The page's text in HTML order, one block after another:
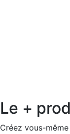
Le +
Créez vous-